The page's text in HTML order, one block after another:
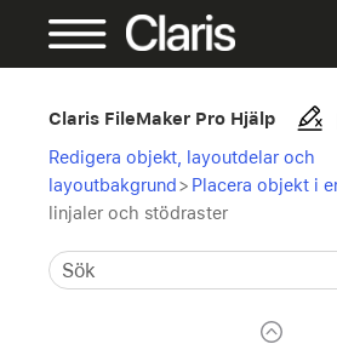
Claris FileMaker Pro Hjälp
Redigera objekt, layoutdelar och
layoutbakgrund> Placera objekt i
linjaler och stödraster